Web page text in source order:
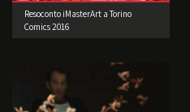
Resoconto iMasterArt a Torino
Comics 2016